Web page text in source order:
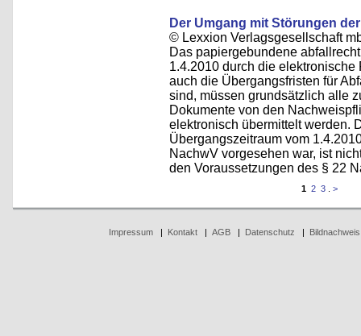
Der Umgang mit Störungen
© Lexxion Verlagsgesellschaft
Das papiergebundene
1.4.2010 durch die elektronische
auch die Übergangsfristen für
sind, müssen grundsätzlich alle
Dokumente von den
elektronisch übermittelt werden.
Übergangszeitraum vom
NachwV vorgesehen war, ist
den Voraussetzungen des § 22
1 2 3 >
Impressum| Kontakt| AGB| Datenschutz | Bildnachweis